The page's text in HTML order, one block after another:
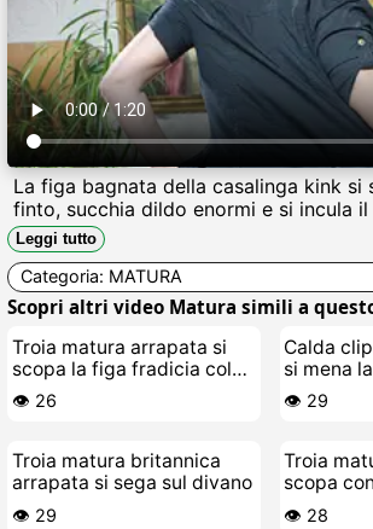
La figa bagnata della casalinga kink si
finto, succhia dildo enormi e si incula
schizzare sborra finta, gemendo come
calore, troia solitaria che si fa scopare
Leggi tutto
Categoria: MATURA
Scopri altri video Matura simili a
Troia matura arrapata si
scopa la figa fradicia col
vibratore Hitachi
👁️ 26
Calda
si mena
piano
👁️ 29
Troia matura britannica
arrapata si sega sul divano
👁️ 29
Troia
scopa
gomma
👁️ 28